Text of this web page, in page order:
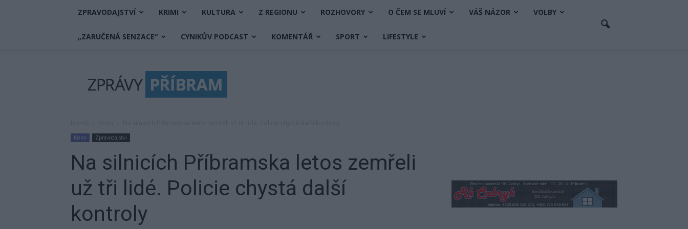
ZPRAVODAJSTVÍ KRIMI KULTURA Z REGIONU ROZHOVORY O ČEM SE MLUVÍ VÁŠ NÁZOR VOLBY
„ZARUČENÁ SENZACE“ CYNIKŮV PODCAST KOMENTÁŘ SPORT LIFESTYLE
Příbram
Krimi Zpravodajství
Na silnicích Příbramska letos zemřeli
už tři lidé. Policie chystá další
kontroly